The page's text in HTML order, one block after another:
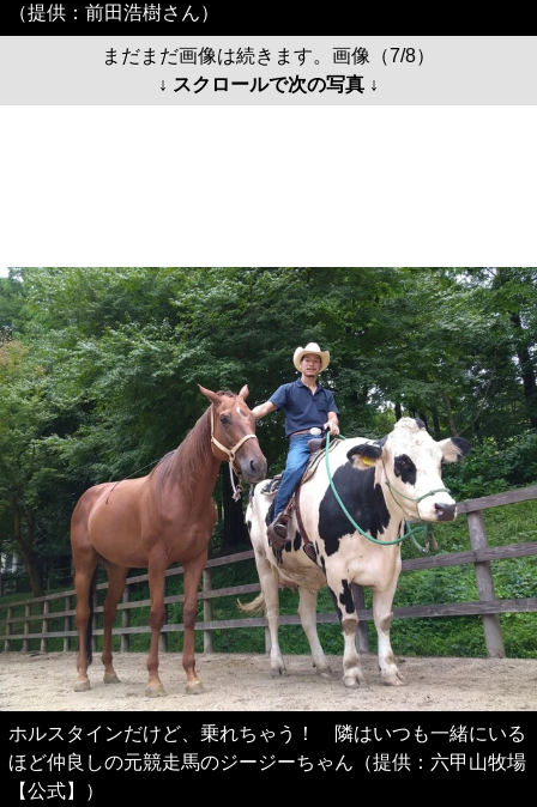
（提供：前田浩樹さん）
まだまだ画像は続きます。画像（7/8）
↓ スクロールで次の写真 ↓
ホルスタインだけど、乗れちゃう！ 隣はいつも一緒にいる
ほど仲良しの元競走馬のジージーちゃん（提供：六甲山牧場
【公式】）